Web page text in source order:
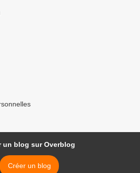
un blog sur Overblog
Créer un blog